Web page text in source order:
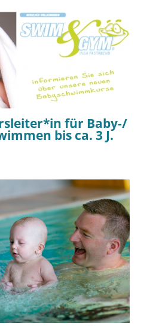
für Baby-/
bis ca. 3 J.